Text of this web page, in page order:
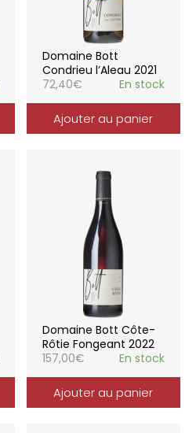
Domaine Bott
Condrieu l’Aleau 2021
72,40€ En stock
Ajouter au panier
Domaine Bott Côte-
Rôtie Fongeant 2022
157,00€ En stock
Ajouter au panier